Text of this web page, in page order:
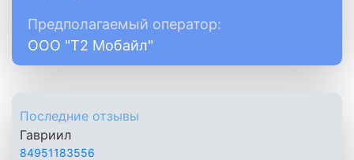
Предполагаемый оператор:
ООО "Т2 Мобайл"
Последние отзывы
Гавриил
84951183556